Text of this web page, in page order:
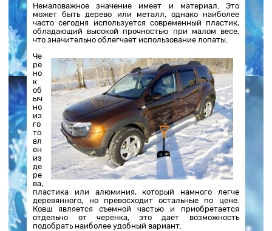
Немаловажное значение имеет и материал. Это
может быть дерево или металл, однако наиболее
часто сегодня используется современный пластик,
обладающий высокой прочностью при малом весе,
что значительно облегчает использование лопаты.
Че
ре
но
к
об
ыч
но
из
го
то
вл
ен
из
де
ре
ва,
пластика или алюминия, который намного легче
деревянного, но превосходит остальные по цене.
Ковш является съемной частью и приобретается
отдельно от черенка, это дает возможность
подобрать наиболее удобный вариант.